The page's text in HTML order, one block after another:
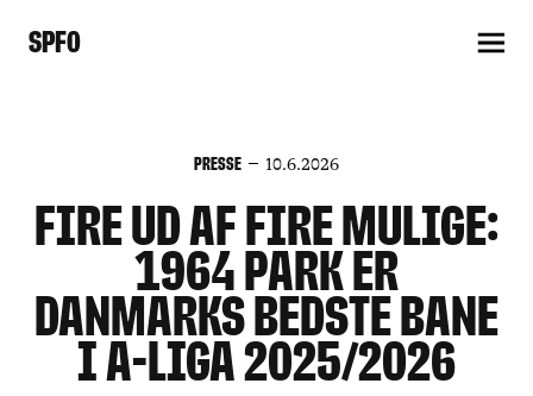
SPFO
Presse 10.6.2026
Fire ud af fire mulige:
1964 Park er
Danmarks Bedste Bane
i A-Liga 2025/2026